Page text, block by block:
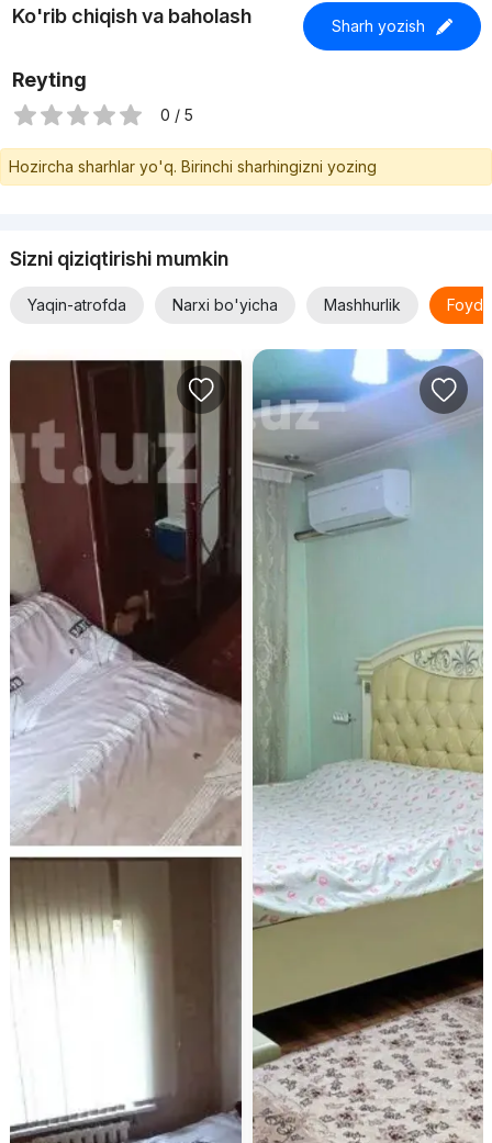
Ko'rib chiqish va baholash Sharh yozish
Reyting
0 / 5
Hozircha sharhlar yo'q. Birinchi sharhingizni yozing
Sizni qiziqtirishi mumkin
Yaqin-atrofda Narxi bo'yicha Mashhurlik